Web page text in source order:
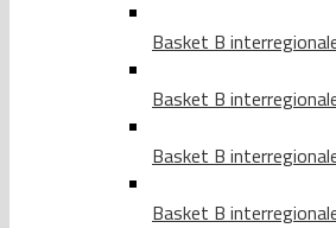
Basket B
Basket B
Basket B
Basket B